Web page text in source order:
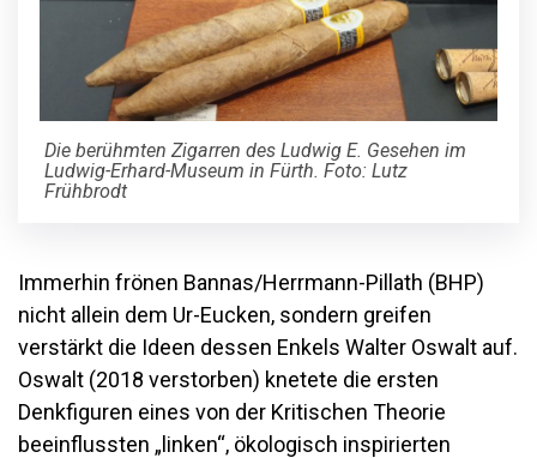
Die berühmten Zigarren des Ludwig E. Gesehen im
Ludwig-Erhard-Museum in Fürth. Foto: Lutz
Frühbrodt
Immerhin frönen Bannas/Herrmann-Pillath (BHP)
nicht allein dem Ur-Eucken, sondern greifen
verstärkt die Ideen dessen Enkels Walter Oswalt auf.
Oswalt (2018 verstorben) knetete die ersten
Denkfiguren eines von der Kritischen Theorie
beeinflussten „linken“, ökologisch inspirierten